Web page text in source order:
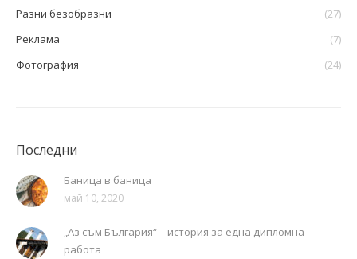
Разни безобразни
(27)
Реклама
(7)
Фотография
(24)
Последни
Баница в баница
май 10, 2020
„Аз съм България“ – история за една дипломна
работа